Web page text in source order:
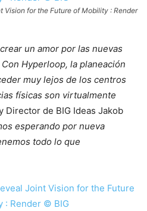
Vision for the Future of Mobility : Render
un amor por las nuevas
Hyperloop, la planeación
muy lejos de los centros
físicas son virtualmente
Director de BIG Ideas Jakob
esperando por nueva
todo lo que